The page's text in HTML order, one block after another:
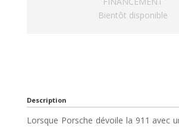
Bientôt disponible
Description
Lorsque Porsche dévoile la 911 avec